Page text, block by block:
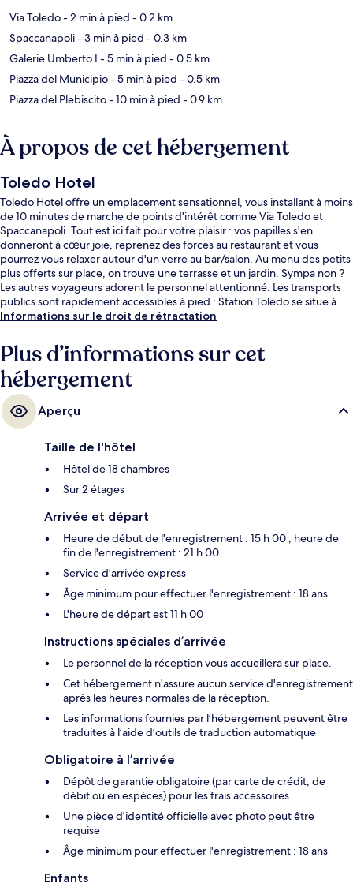
Via Toledo- 2 min à pied - 0.2 km
Spaccanapoli- 3 min à pied - 0.3 km
Galerie Umberto I - 5 min à pied - 0.5 km
Piazza del Municipio- 5 min à pied - 0.5 km
Piazza del Plebiscito- 10 min à pied - 0.9 km
À propos de cet hébergement
Toledo Hotel
Toledo Hotel offre un emplacement sensationnel, vous installant à moins
de 10 minutes de marche de points d'intérêt comme Via Toledo et
Spaccanapoli. Tout est ici fait pour votre plaisir : vos papilles s'en
donneront à cœur joie, reprenez des forces au restaurant et vous
pourrez vous relaxer autour d'un verre au bar/salon. Au menu des petits
plus offerts sur place, on trouve une terrasse et un jardin. Sympa non ?
Les autres voyageurs adorent le personnel attentionné. Les transports
publics sont rapidement accessibles à pied : Station Toledo se situe à
quelques pas et Station de métro Università, à 8 min de marche à peine.
Informations sur le droit de rétractation
Plus d’informations sur cet
hébergement
Aperçu
Taille de l'hôtel
Hôtel de 18 chambres
Sur 2 étages
Arrivée et départ
Heure de début de l'enregistrement : 15 h 00 ; heure de
fin de l'enregistrement : 21 h 00.
Service d'arrivée express
Âge minimum pour effectuer l'enregistrement : 18 ans
L'heure de départ est 11 h 00
Instructions spéciales d’arrivée
Le personnel de la réception vous accueillera sur place.
Cet hébergement n'assure aucun service d'enregistrement
après les heures normales de la réception.
Les informations fournies par l’hébergement peuvent être
traduites à l’aide d’outils de traduction automatique
Obligatoire à l’arrivée
Dépôt de garantie obligatoire (par carte de crédit, de
débit ou en espèces) pour les frais accessoires
Une pièce d'identité officielle avec photo peut être
requise
Âge minimum pour effectuer l'enregistrement : 18 ans
Enfants